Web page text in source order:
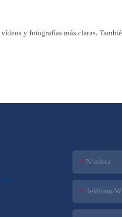
y fotografías más claras.
Nombre
Teléfono/